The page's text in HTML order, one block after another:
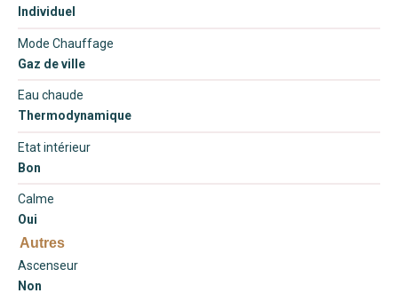
Individuel
Mode Chauffage
Gaz de ville
Eau chaude
Thermodynamique
Etat intérieur
Bon
Calme
Oui
Autres
Ascenseur
Non